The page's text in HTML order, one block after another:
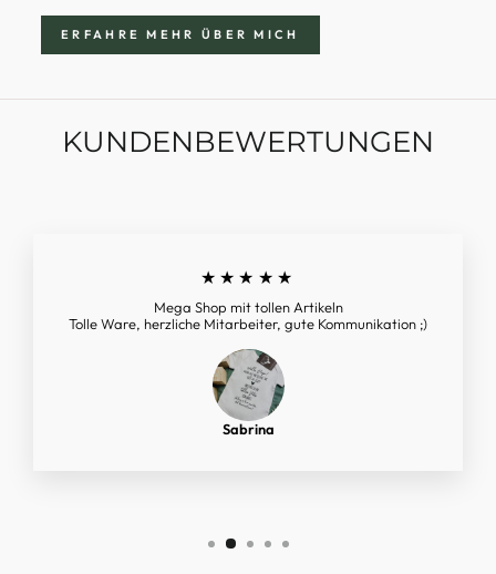
ERFAHRE MEHR ÜBER MICH
KUNDENBEWERTUNGEN
★★★★★
Mega Shop mit tollen Artikeln
Tolle Ware, herzliche Mitarbeiter, gute Kommunikation ;)
Sabrina